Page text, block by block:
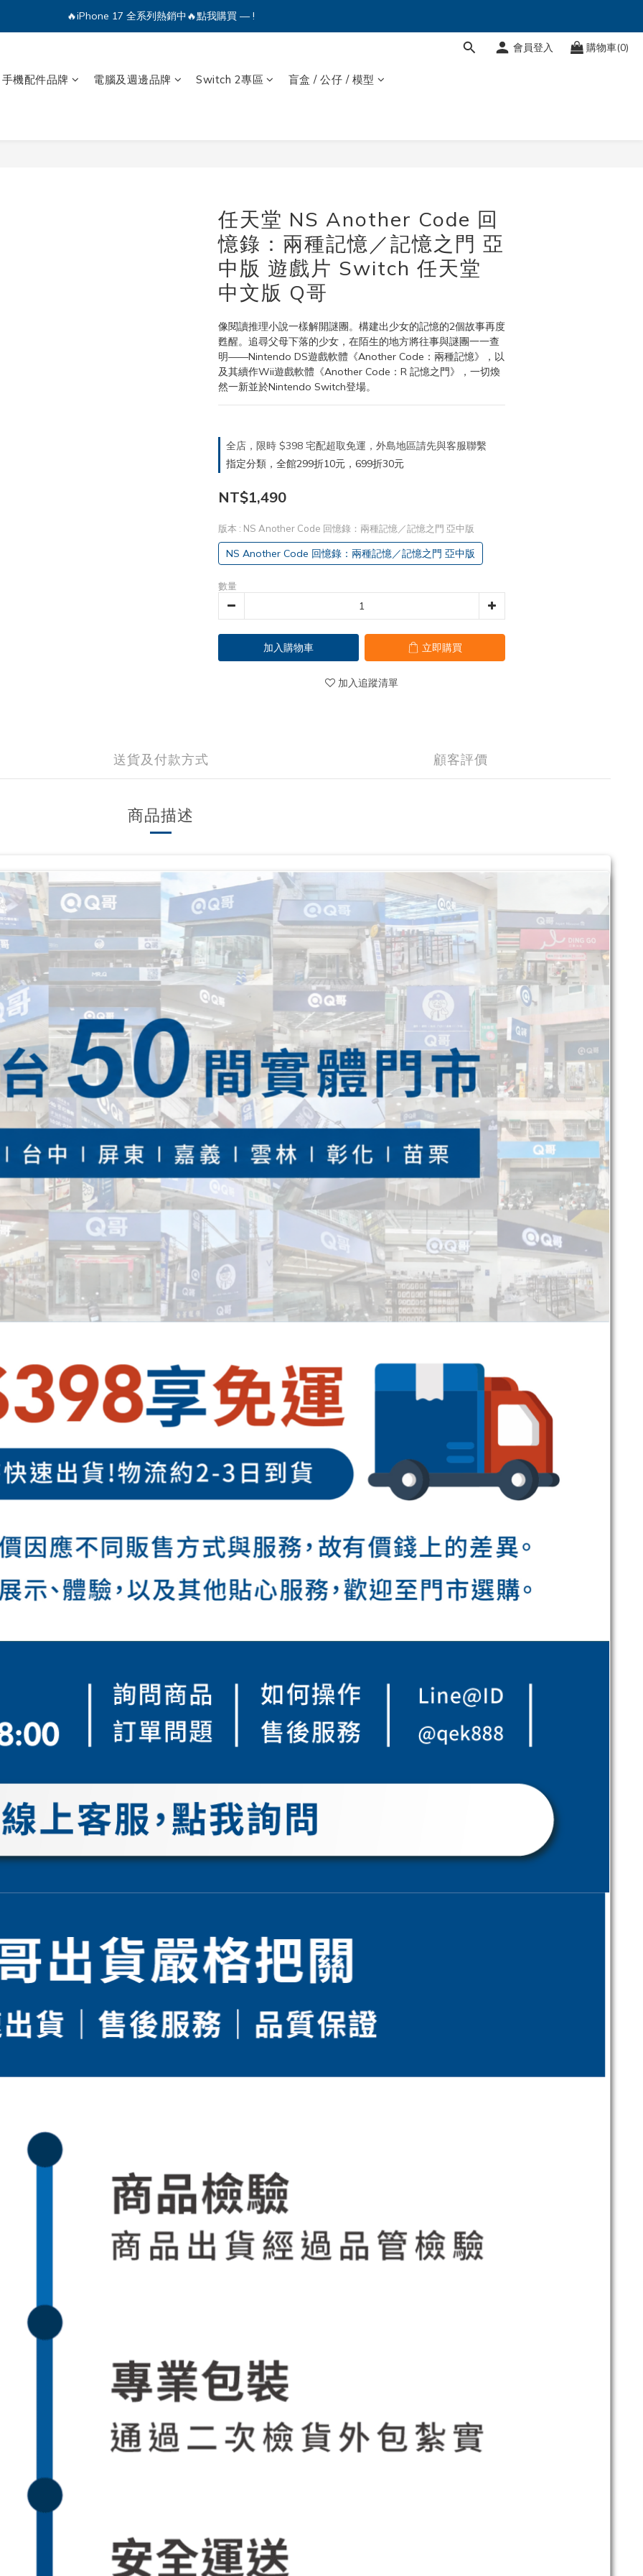
🔥iPhone 17 全系列熱銷中🔥點我購買 — !
會員登入 購物車(0)
手機配件品牌 電腦及週邊品牌 Switch 2專區 盲盒 / 公仔 / 模型
任天堂 NS Another Code 回
憶錄：兩種記憶／記憶之門 亞
中版 遊戲片 Switch 任天堂
中文版 Q哥
像閱讀推理小說一樣解開謎團。構建出少女的記憶的2個故事再度
甦醒。追尋父母下落的少女，在陌生的地方將往事與謎團一一查
明——Nintendo DS遊戲軟體《Another Code：兩種記憶》，以
及其續作Wii遊戲軟體《Another Code：R 記憶之門》，一切煥
然一新並於Nintendo Switch登場。
全店，限時 $398 宅配超取免運，外島地區請先與客服聯繫
指定分類，全館299折10元，699折30元
NT$1,490
版本 : NS Another Code 回憶錄：兩種記憶／記憶之門 亞中版
NS Another Code 回憶錄：兩種記憶／記憶之門 亞中版
數量
加入購物車 立即購買
加入追蹤清單
送貨及付款方式 顧客評價
商品描述